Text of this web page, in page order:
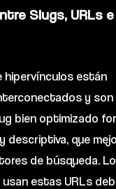
Slugs, URLs e
hipervínculos están
y son
bien optimizado
descriptiva, que
de búsqueda.
estas URLs